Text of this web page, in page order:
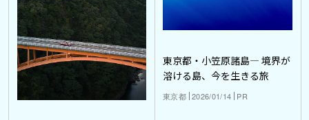
東京都・小笠原諸島― 境界が
溶ける島、今を生きる旅
東京都 2026/01/14 PR